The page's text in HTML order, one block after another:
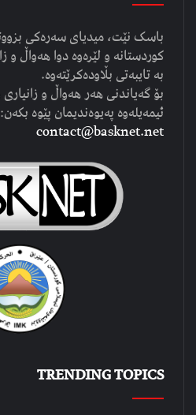
باسک نێت، میدیای سەرەکی
کوردستانە و لێرەوە دوا هەواڵ و
بە تایبەتی بڵاودەکرێتەوە.
بۆ گەیاندنی هەر هەواڵ و
ئیمەیلەوە پەیوەندیمان پێوە بکەن:
contact@basknet.net
TRENDING TOPICS